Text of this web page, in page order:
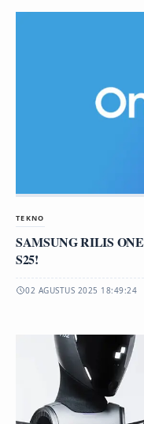
TEKNO
SAMSUNG RILIS
S25!
02 AGUSTUS 2025 18:49:24